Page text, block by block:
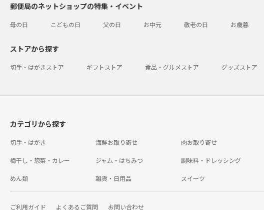
郵便局のネットショップの特集・イベント
母の日 こどもの日 父の日 お中元 敬老の日 お歳暮
ストアから探す
切手・はがきストア ギフトストア 食品・グルメストア グッズストア
カテゴリから探す
切手・はがき 海鮮お取り寄せ 肉お取り寄せ
梅干し・惣菜・カレー ジャム・はちみつ 調味料・ドレッシング
めん類 雑貨・日用品 スイーツ
ご利用ガイド よくあるご質問 お問い合わせ